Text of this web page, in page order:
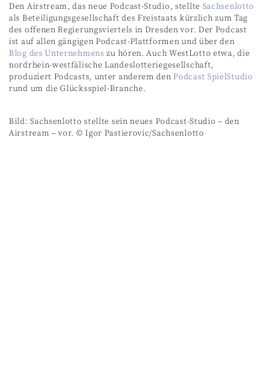
Den Airstream, das neue Podcast-Studio, stellte Sachsenlotto
als Beteiligungsgesellschaft des Freistaats kürzlich zum Tag
des offenen Regierungsviertels in Dresden vor. Der Podcast
ist auf allen gängigen Podcast-Plattformen und über den
Blog des Unternehmens zu hören. Auch WestLotto etwa, die
nordrhein-westfälische Landeslotteriegesellschaft,
produziert Podcasts, unter anderem den Podcast SpielStudio
rund um die Glücksspiel-Branche.
Bild: Sachsenlotto stellte sein neues Podcast-Studio – den
Airstream – vor. © Igor Pastierovic/Sachsenlotto